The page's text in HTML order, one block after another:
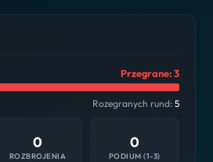
Przegrane: 3
Rozegranych rund: 5
0
ROZBROJENIA
0
PODIUM (1-3)